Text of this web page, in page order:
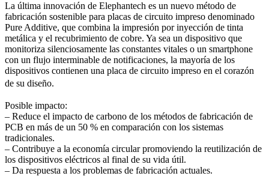
La última innovación de Elephantech es un nuevo método de
fabricación sostenible para placas de circuito impreso denominado
Pure Additive, que combina la impresión por inyección de tinta
metálica y el recubrimiento de cobre. Ya sea un dispositivo que
monitoriza silenciosamente las constantes vitales o un smartphone
con un flujo interminable de notificaciones, la mayoría de los
dispositivos contienen una placa de circuito impreso en el corazón
de su diseño.
Posible impacto:
– Reduce el impacto de carbono de los métodos de fabricación de
PCB en más de un 50 % en comparación con los sistemas
tradicionales.
– Contribuye a la economía circular promoviendo la reutilización de
los dispositivos eléctricos al final de su vida útil.
– Da respuesta a los problemas de fabricación actuales.